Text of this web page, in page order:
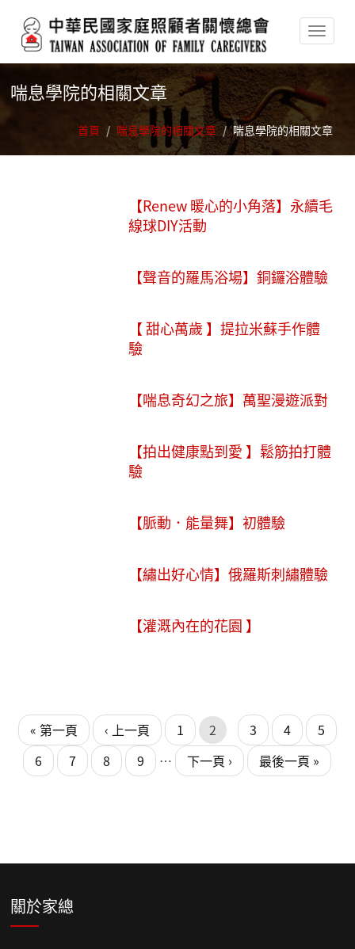
喘息學院的相關文章
首頁 / 喘息學院的相關文章 / 喘息學院的相關文章
【Renew 暖心的小角落】永續毛
線球DIY活動
【聲音的羅馬浴場】銅鑼浴體驗
【 甜心萬歲 】提拉米蘇手作體
驗
【喘息奇幻之旅】萬聖漫遊派對
【拍出健康點到愛 】鬆筋拍打體
驗
【脈動．能量舞】初體驗
【繡出好心情】俄羅斯刺繡體驗
【灌溉內在的花園 】
頁面
« 第一頁 ‹ 上一頁 1 2 3 4
5
6
7 8 9 … 下一頁 › 最後一頁 »
關於家總